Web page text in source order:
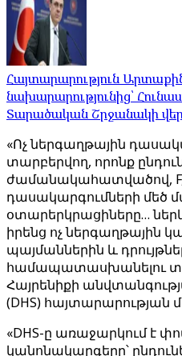
Հայտարարություն
նախարարությունից՝
Տարածական Շրջանակի
«Ոչ ներգաղթային
տարբերվող, որոնք
ժամանակահատվածով,
դասակարգումների մեծ
օտարերկրացիները…
իրենց ոչ ներգաղթային
պայմաններին և
համապատասխանելու
Հայրենիքի
(DHS) հայտարարության
«DHS-ը առաջարկում է
կանոնակարգերը՝